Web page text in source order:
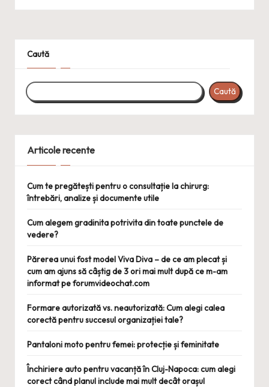
Caută
Caută
Articole recente
Cum te pregătești pentru o consultație la chirurg:
întrebări, analize și documente utile
Cum alegem gradinita potrivita din toate punctele de
vedere?
Părerea unui fost model Viva Diva – de ce am plecat și
cum am ajuns să câștig de 3 ori mai mult după ce m-am
informat pe forumvideochat.com
Formare autorizată vs. neautorizată: Cum alegi calea
corectă pentru succesul organizației tale?
Pantaloni moto pentru femei: protecție și feminitate
Închiriere auto pentru vacanță în Cluj-Napoca: cum alegi
corect când planul include mai mult decât orașul